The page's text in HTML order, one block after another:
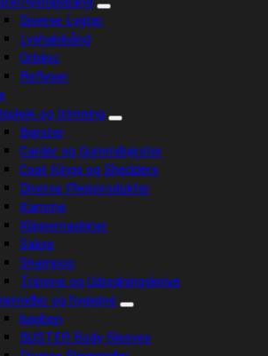
Diverse Lygter
Lyshalsbånd
Orbiloc
Reflexer
og trimning
Børster
Carder og Gummibørster
Coat Kings og Shedders
Diverse Plejeprodukter
Kamme
Klippemaskiner
Sakse
Shampoo
Trimme og Udredningsknive
og hygiejne
bagben
BUSTER Body Sleeves